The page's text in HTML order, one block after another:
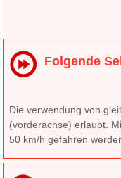
Folgende
Die verwendung von
(vorderachse) erlaubt.
50 km/h gefahren